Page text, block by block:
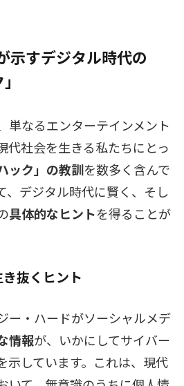
示すデジタル時代の
単なるエンターテインメント
代社会を生きる私たちにとっ
ック」の教訓を数多く含んで
、デジタル時代に賢く、そし
具体的なヒントを得ることが
抜くヒント
ー・ハードがソーシャルメデ
情報が、いかにしてサイバー
示しています。これは、現代